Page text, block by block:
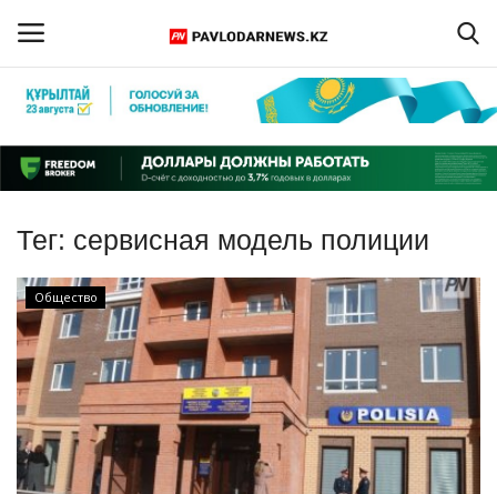
Регистрация
Главная
Обратная связь
ПАВЛОДАРСКАЯ ОБЛАСТЬ
КАЗАХСТАН
МИР
СПЕЦПРОЕКТЫ
Тег: сервисная модель полиции
Общество